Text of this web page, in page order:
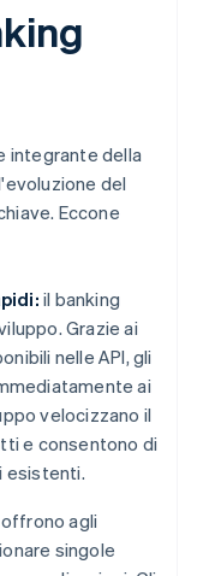
integrante della
del
Eccone
il banking
Grazie ai
nelle API, gli
ai
velocizzano il
e consentono di
esistenti.
offrono agli
singole